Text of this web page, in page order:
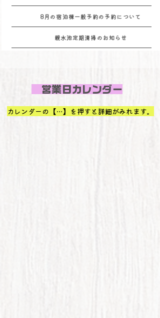
8月の宿泊棟一般予約の予約について
親水池定期清掃のお知らせ
​ 営業日カレンダー
カレンダーの【…】を押すと詳細がみれます。